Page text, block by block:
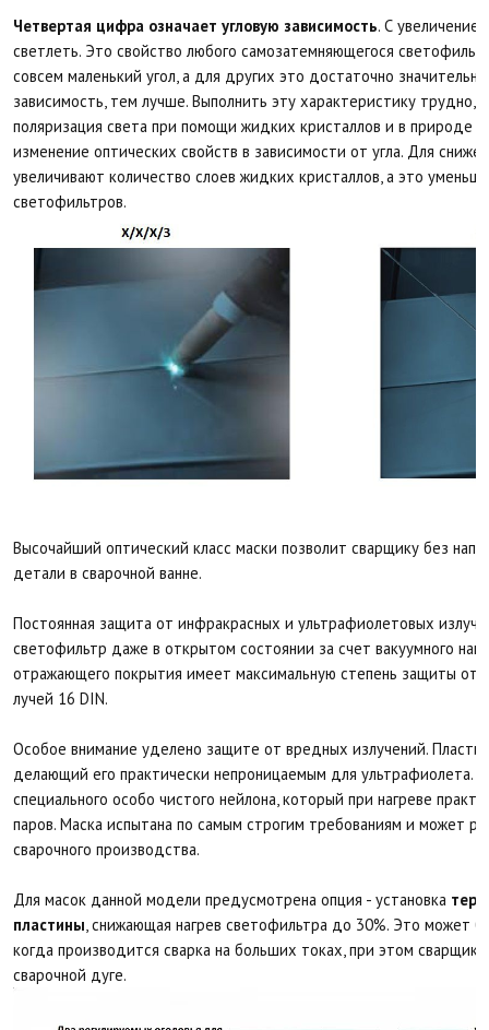
Четвертая цифра означает угловую зависимость. С
светлеть. Это свойство любого самозатемняющегося
совсем маленький угол, а для других это достаточно
зависимость, тем лучше. Выполнить эту характеристику трудно,
поляризация света при помощи жидких кристаллов и в природе
изменение оптических свойств в зависимости от угла. Для
увеличивают количество слоев жидких кристаллов, а это
светофильтров.
Высочайший оптический класс маски позволит сварщику без
детали в сварочной ванне.
Постоянная защита от инфракрасных и ультрафиолетовых
светофильтр даже в открытом состоянии за счет вакуумного
отражающего покрытия имеет максимальную степень защиты от
лучей 16 DIN.
Особое внимание уделено защите от вредных излучений.
делающий его практически непроницаемым для ультрафиолета.
специального особо чистого нейлона, который при нагреве
паров. Маска испытана по самым строгим требованиям и может
сварочного производства.
Для масок данной модели предусмотрена опция - установка
пластины, снижающая нагрев светофильтра до 30%. Это может
когда производится сварка на больших токах, при этом сварщик
сварочной дуге.